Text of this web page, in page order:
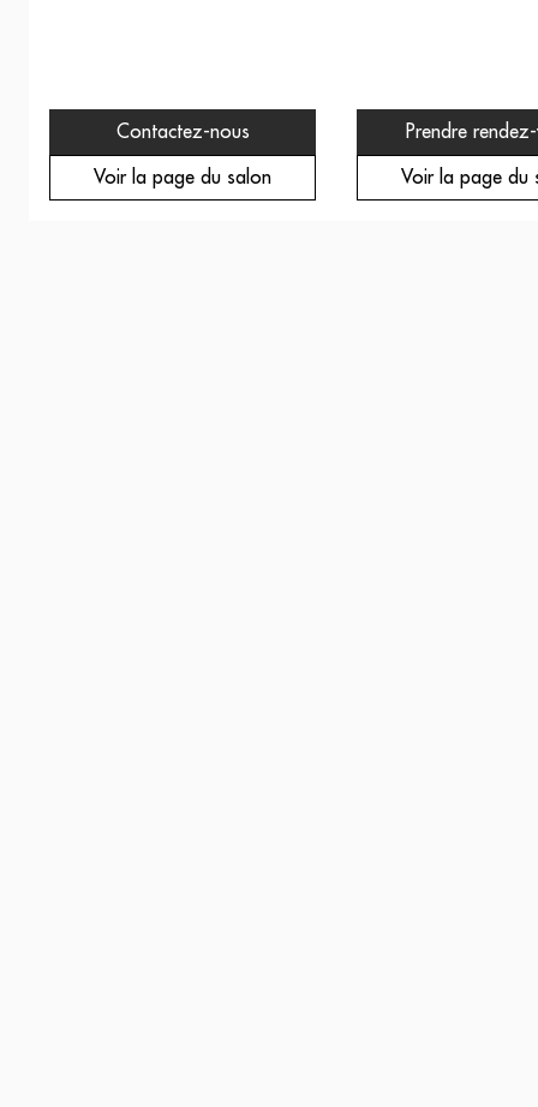
Contactez-nous
Voir la page du salon
Prendre
Voir la page du